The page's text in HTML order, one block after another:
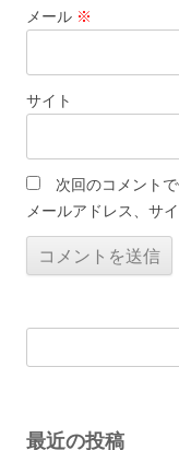
メール ※
サイト
次回のコメント
メールアドレス、サ
索:
最近の投稿